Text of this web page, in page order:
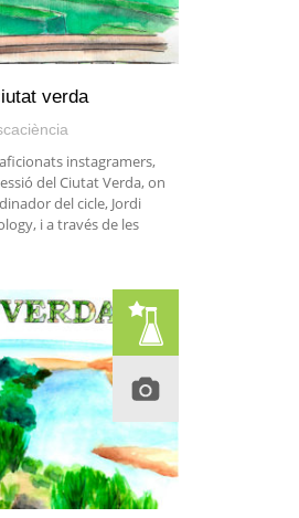
verda
instagramers,
del Ciutat Verda, on
del cicle, Jordi
i a través de les